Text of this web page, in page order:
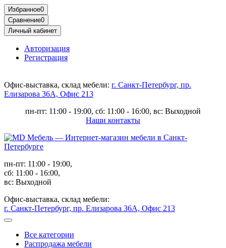
Избранное0
Сравнение0
Личный кабинет
Авторизация
Регистрация
Офис-выставка, склад мебели: г. Санкт-Петербург, пр.
Елизарова 36А, Офис 213
пн-пт: 11:00 - 19:00, сб: 11:00 - 16:00, вс: Выходной
Наши контакты
пн-пт: 11:00 - 19:00,
сб: 11:00 - 16:00,
вс: Выходной
Офис-выставка, склад мебели:
г. Санкт-Петербург, пр. Елизарова 36А, Офис 213
Все категории
Распродажа мебели